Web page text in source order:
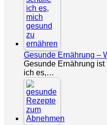
Gesunde Ernährung –
Gesunde Ernährung
ich es,…